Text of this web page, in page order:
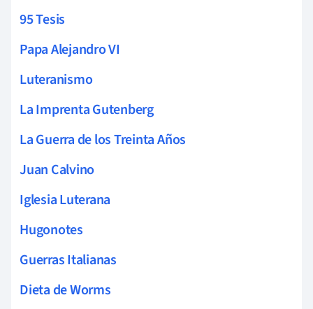
95 Tesis
Papa Alejandro VI
Luteranismo
La Imprenta Gutenberg
La Guerra de los Treinta Años
Juan Calvino
Iglesia Luterana
Hugonotes
Guerras Italianas
Dieta de Worms